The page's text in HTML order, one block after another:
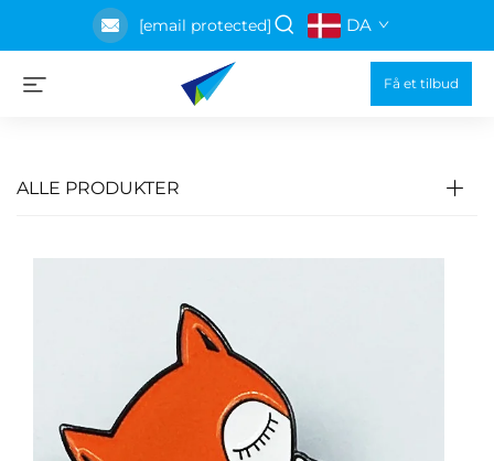
[email protected] DA
Få et tilbud
ALLE PRODUKTER